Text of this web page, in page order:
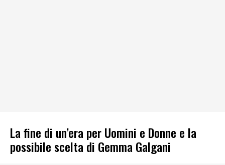
La fine di un’era per Uomini e Donne e la
possibile scelta di Gemma Galgani